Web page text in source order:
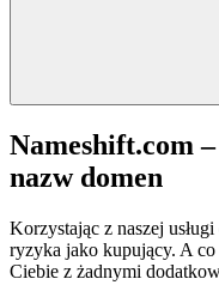
Nameshift.com
nazw domen
Korzystając z naszej
ryzyka jako kupujący. A co
Ciebie z żadnymi